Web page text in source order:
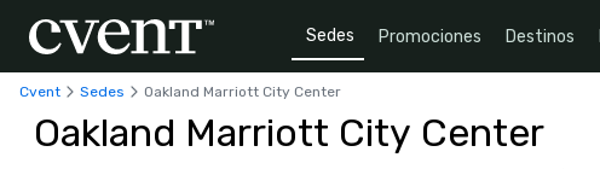
Sedes Promociones Destinos
Cvent Sedes Oakland Marriott City Center
Oakland Marriott City Center